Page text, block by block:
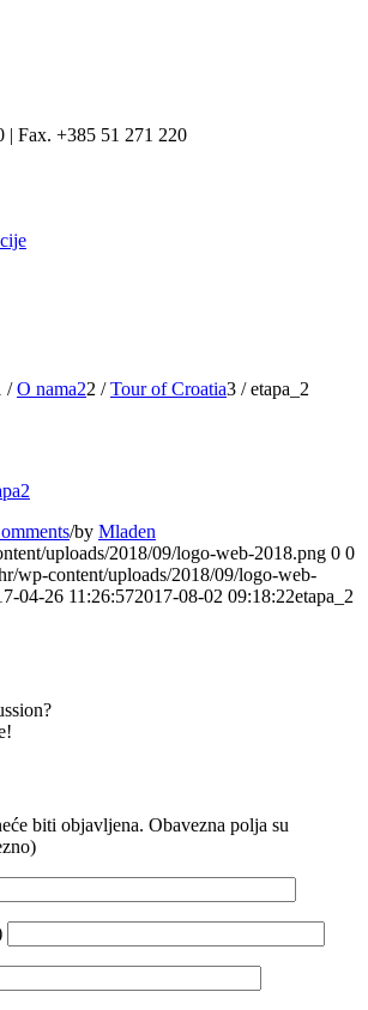
| Fax. +385 51 271 220
/ O nama22 / Tour of Croatia3 / etapa_2
/by Mladen
uploads/2018/09/logo-web-2018.png 0 0
wp-content/uploads/2018/09/logo-web-
04-26 11:26:572017-08-02 09:18:22etapa_2
biti objavljena. Obavezna polja su